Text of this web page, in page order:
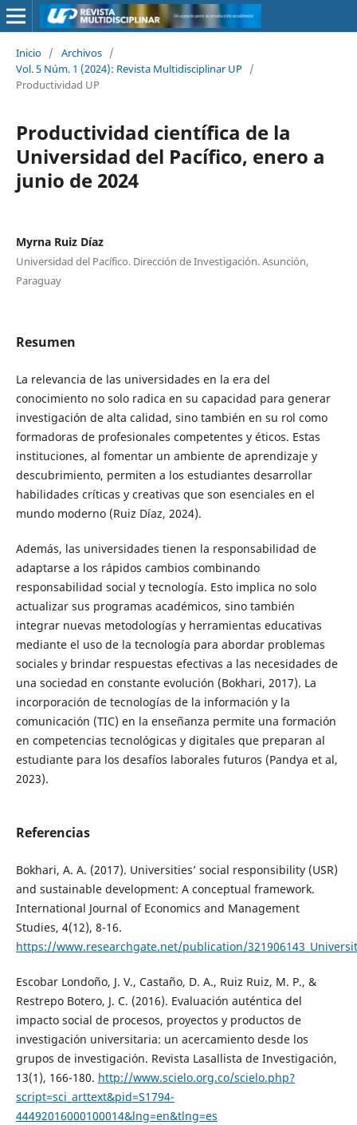
Inicio / Archivos /
Vol. 5 Núm. 1 (2024): Revista Multidisciplinar UP /
Productividad UP
Productividad científica de la
Universidad del Pacífico, enero a
junio de 2024
Myrna Ruiz Díaz
Universidad del Pacífico. Dirección de Investigación. Asunción,
Paraguay
Resumen
La relevancia de las universidades en la era del
conocimiento no solo radica en su capacidad para generar
investigación de alta calidad, sino también en su rol como
formadoras de profesionales competentes y éticos. Estas
instituciones, al fomentar un ambiente de aprendizaje y
descubrimiento, permiten a los estudiantes desarrollar
habilidades críticas y creativas que son esenciales en el
mundo moderno (Ruiz Díaz, 2024).
Además, las universidades tienen la responsabilidad de
adaptarse a los rápidos cambios combinando
responsabilidad social y tecnología. Esto implica no solo
actualizar sus programas académicos, sino también
integrar nuevas metodologías y herramientas educativas
mediante el uso de la tecnología para abordar problemas
sociales y brindar respuestas efectivas a las necesidades de
una sociedad en constante evolución (Bokhari, 2017). La
incorporación de tecnologías de la información y la
comunicación (TIC) en la enseñanza permite una formación
en competencias tecnológicas y digitales que preparan al
estudiante para los desafíos laborales futuros (Pandya et al,
2023).
Referencias
Bokhari, A. A. (2017). Universities’ social responsibility (USR)
and sustainable development: A conceptual framework.
International Journal of Economics and Management
Studies, 4(12), 8-16.
https://www.researchgate.net/publication/
Escobar Londoño, J. V., Castaño, D. A., Ruiz Ruiz, M. P., &
Restrepo Botero, J. C. (2016). Evaluación auténtica del
impacto social de procesos, proyectos y productos de
investigación universitaria: un acercamiento desde los
grupos de investigación. Revista Lasallista de Investigación,
13(1), 166-180. http://www.scielo.org.co/scielo.php?
script=sci_arttext&pid=S1794-
44492016000100014&lng=en&tlng=es